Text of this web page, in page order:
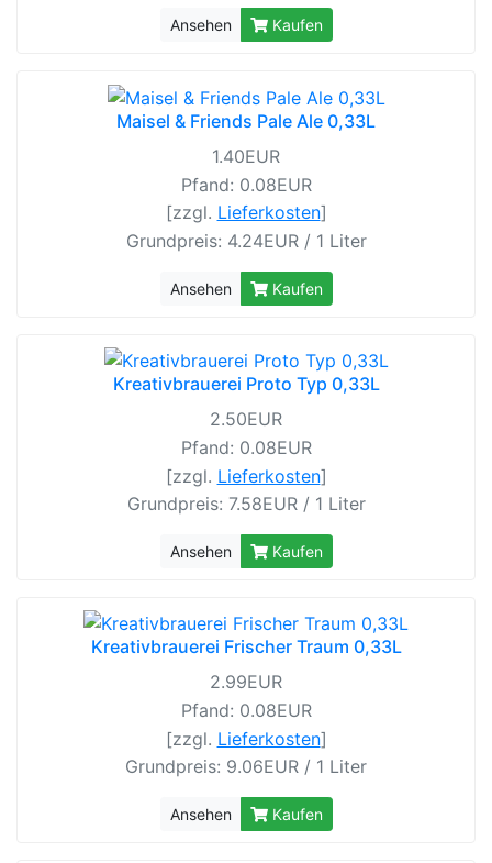
Ansehen Kaufen
Maisel & Friends Pale Ale 0,33L
1.40EUR
Pfand: 0.08EUR
[zzgl. Lieferkosten]
Grundpreis: 4.24EUR / 1 Liter
Ansehen Kaufen
Kreativbrauerei Proto Typ 0,33L
2.50EUR
Pfand: 0.08EUR
[zzgl. Lieferkosten]
Grundpreis: 7.58EUR / 1 Liter
Ansehen Kaufen
Kreativbrauerei Frischer Traum 0,33L
2.99EUR
Pfand: 0.08EUR
[zzgl. Lieferkosten]
Grundpreis: 9.06EUR / 1 Liter
Ansehen Kaufen